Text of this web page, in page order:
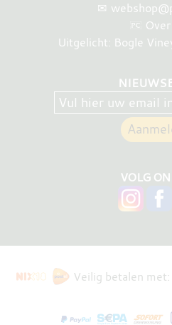
✉
Uitgelicht: Bogle
VOLG
Veilig betalen met: